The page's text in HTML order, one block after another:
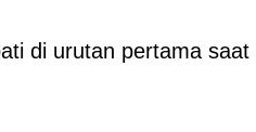
di urutan pertama